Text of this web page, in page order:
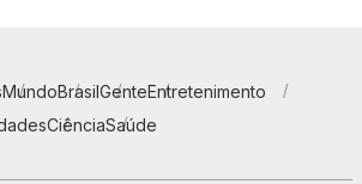
MundoBrasilGenteEntretenimento
CiênciaSaúde